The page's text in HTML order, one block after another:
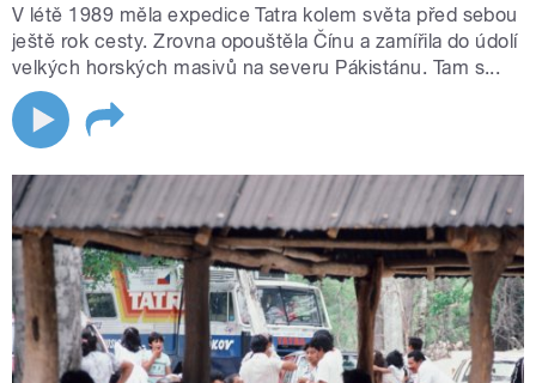
V létě 1989 měla expedice Tatra kolem světa před sebou
ještě rok cesty. Zrovna opouštěla Čínu a zamířila do údolí
velkých horských masivů na severu Pákistánu. Tam s...